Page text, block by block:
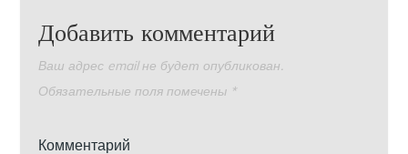
Добавить комментарий
Ваш адрес email не будет опубликован.
Обязательные поля помечены *
Комментарий